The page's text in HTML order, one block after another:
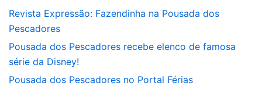
Revista Expressão: Fazendinha na Pousada dos
Pescadores
Pousada dos Pescadores recebe elenco de famosa
série da Disney!
Pousada dos Pescadores no Portal Férias